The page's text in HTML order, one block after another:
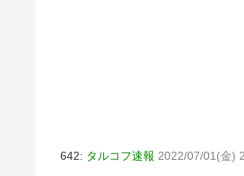
642: タルコフ速報 2022/07/01(金)